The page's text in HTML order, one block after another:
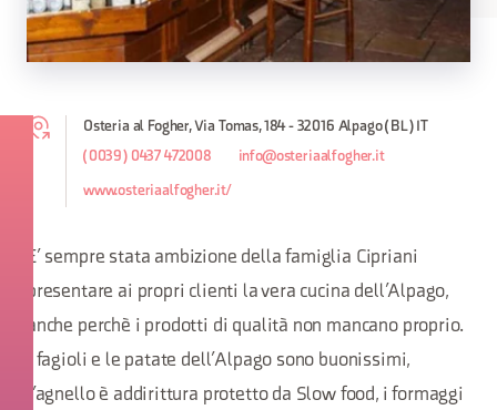
Osteria al Fogher, Via Tomas, 184 - 32016 Alpago (BL) IT
(0039) 0437 472008 info@osteriaalfogher.it
www.osteriaalfogher.it/
E’ sempre stata ambizione della famiglia Cipriani
presentare ai propri clienti la vera cucina dell’Alpago,
anche perchè i prodotti di qualità non mancano proprio.
I fagioli e le patate dell’Alpago sono buonissimi,
l’agnello è addirittura protetto da Slow food, i formaggi